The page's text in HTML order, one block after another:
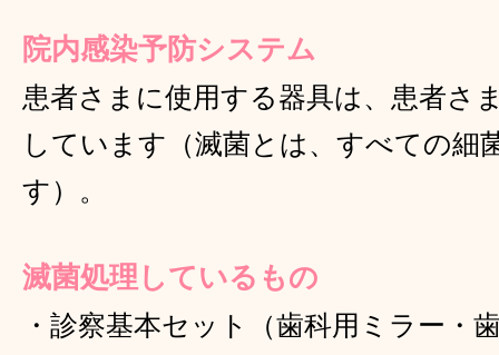
院内感染予防システム
患者さまに使用する器具は、患者さ
しています（滅菌とは、すべての細
す）。
滅菌処理しているもの
・診察基本セット（歯科用ミラー・